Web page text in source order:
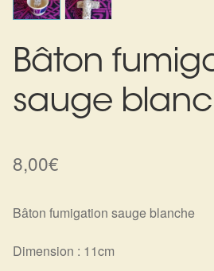
Harmonisation de l’être
Harmonisation des lieux
Soin beauté
Bâton
sauge
8,00€
Bâton fumigation sauge blanche
Dimension : 11cm